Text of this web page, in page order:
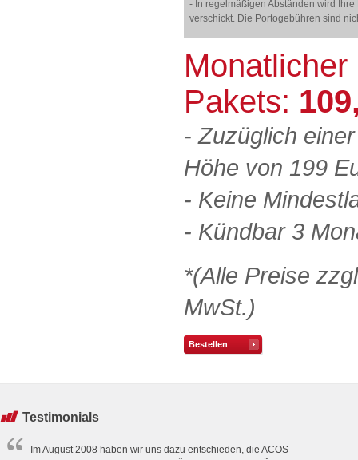
- In regelmäßigen Abständen wird
verschickt. Die Portogebühren sind
Pakets:
- Zuzüglich
Höhe von 199
- Keine
- Kündbar 3
*(Alle Preise
MwSt.)
Bestellen
Testimonials
Im August 2008 haben wir uns dazu entschieden, die ACOS